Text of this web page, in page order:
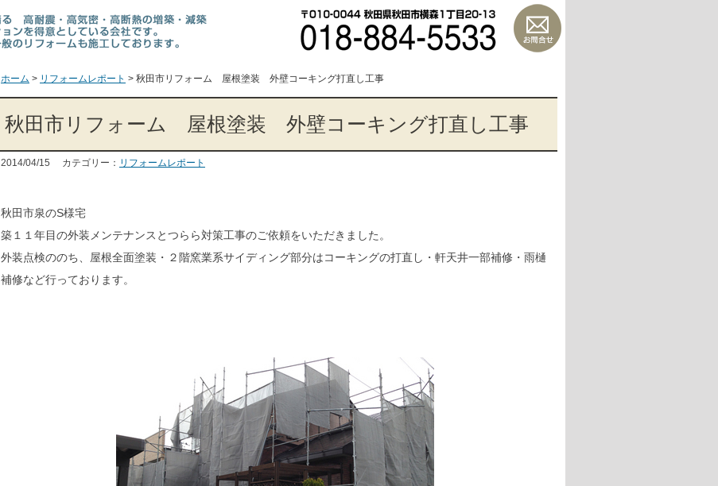
ホーム > リフォームレポート > 秋田市リフォーム 屋根塗装 外壁コーキング打直し工事
秋田市リフォーム 屋根塗装 外壁コーキング打直し工事
2014/04/15 カテゴリー： リフォームレポート
秋田市泉のS様宅
築１１年目の外装メンテナンスとつらら対策工事のご依頼をいただきました。
外装点検ののち、屋根全面塗装・２階窯業系サイディング部分はコーキングの打直し・軒天井一部補修・雨樋
補修など行っております。